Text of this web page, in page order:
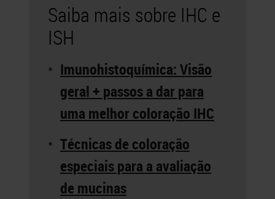
Saiba mais sobre IHC e
ISH
Imunohistoquímica: Visão
geral + passos a dar para
uma melhor coloração IHC
Técnicas de coloração
especiais para a avaliação
de mucinas